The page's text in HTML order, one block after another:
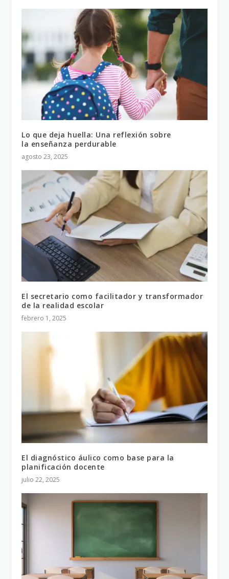
Lo que deja huella: Una reflexión sobre
la enseñanza perdurable
agosto 23, 2025
El secretario como facilitador y transformador
de la realidad escolar
febrero 1, 2025
El diagnóstico áulico como base para la
planificación docente
julio 22, 2025